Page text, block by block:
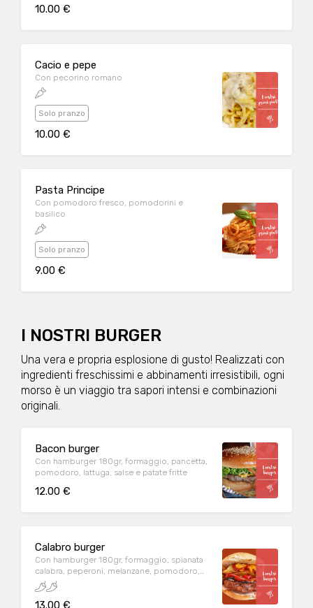
10.00 €
Cacio e pepe
Con pecorino romano
Solo pranzo
10.00 €
Pasta Principe
Con pomodoro fresco, pomodorini e
basilico
Solo pranzo
9.00 €
I NOSTRI BURGER
Una vera e propria esplosione di gusto! Realizzati con
ingredienti freschissimi e abbinamenti irresistibili, ogni
morso è un viaggio tra sapori intensi e combinazioni
originali.
Bacon burger
Con hamburger 180gr, formaggio, pancetta,
pomodoro, lattuga, salse e patate fritte
12.00 €
Calabro burger
Con hamburger 180gr, formaggio, spianata
calabra, peperoni, melanzane, pomodoro,
lattuga, salse e patate fritte
13.00 €